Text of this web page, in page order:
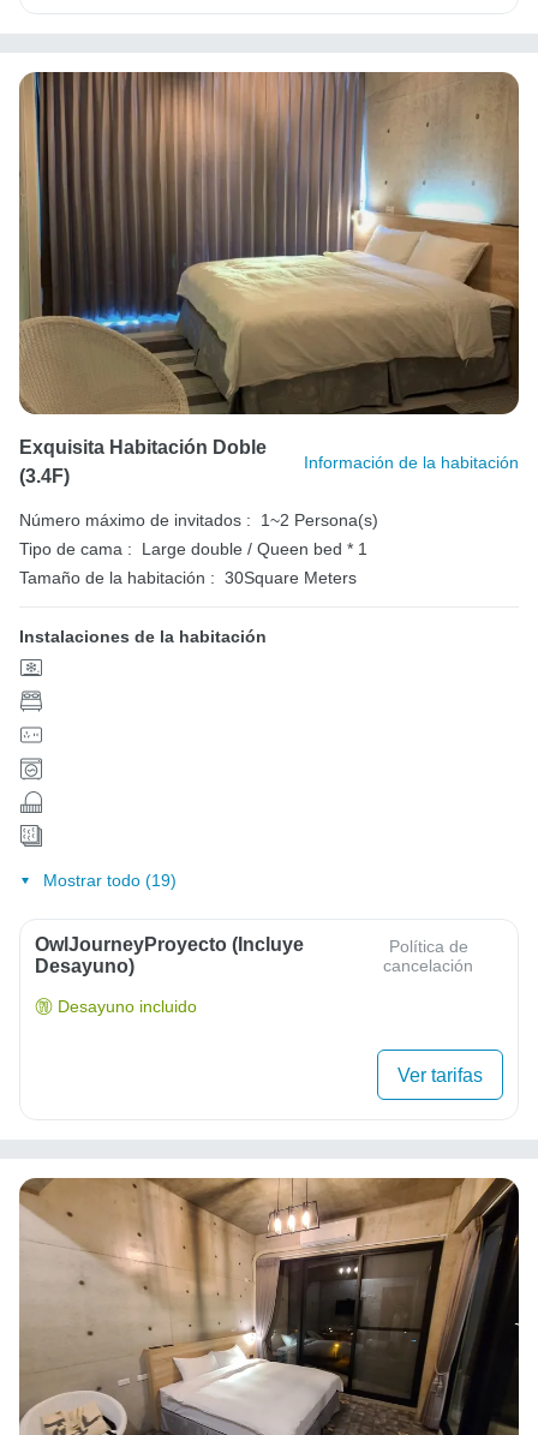
Exquisita Habitación Doble
(3.4F)
Información de la habitación
Número máximo de invitados :
1~2 Persona(s)
Tipo de cama :
Large double / Queen bed * 1
Tamaño de la habitación : 30Square Meters
Instalaciones de la habitación
Mostrar todo (19)
OwlJourneyProyecto (Incluye
Desayuno)
Política de
cancelación
Desayuno incluido
Ver tarifas